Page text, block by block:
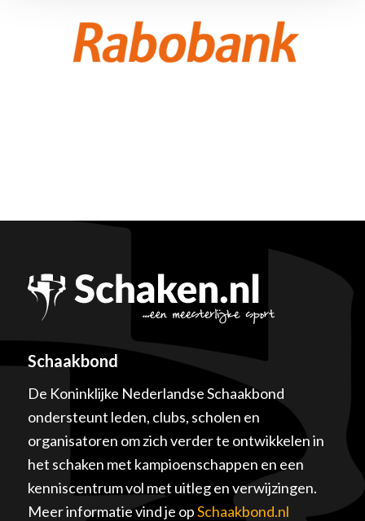
Schaakbond
De Koninklijke Nederlandse Schaakbond
ondersteunt leden, clubs, scholen en
organisatoren om zich verder te ontwikkelen in
het schaken met kampioenschappen en een
kenniscentrum vol met uitleg en verwijzingen.
Meer informatie vind je opSchaakbond.nl